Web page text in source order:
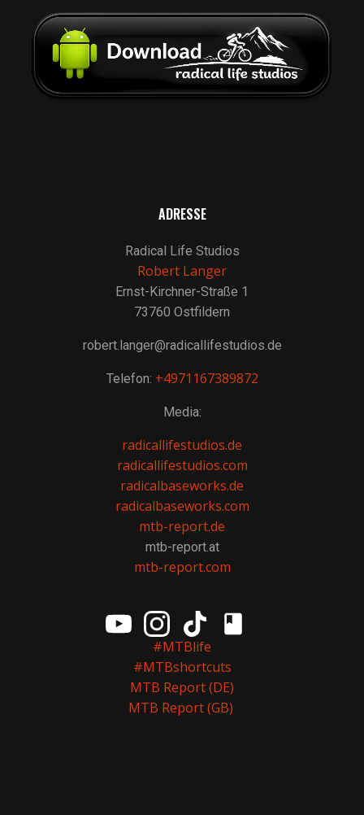
ADRESSE
Radical Life Studios
Robert Langer
Ernst-Kirchner-Straße 1
73760 Ostfildern
robert.langer@radicallifestudios.de
Telefon: +4971167389872
Media:
radicallifestudios.de
radicallifestudios.com
radicalbaseworks.de
radicalbaseworks.com
mtb-report.de
mtb-report.at
mtb-report.com
#MTBlife
#MTBshortcuts
MTB Report (DE)
MTB Report (GB)